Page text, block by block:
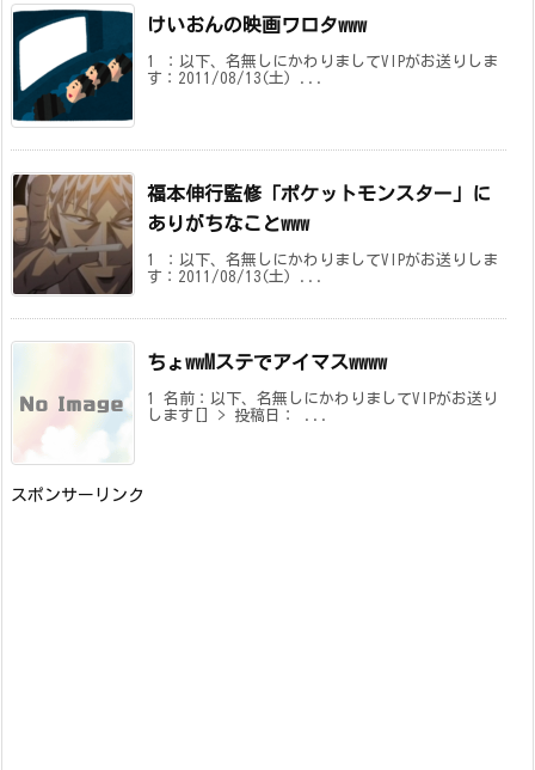
けいおんの映画ワロタwww
1 ：以下、名無しにかわりましてVIPがお送りしま
す：2011/08/13(土) ...
福本伸行監修「ポケットモンスター」に
ありがちなことwww
1 ：以下、名無しにかわりましてVIPがお送りしま
す：2011/08/13(土) ...
ちょwwMステでアイマスwwww
1 名前：以下、名無しにかわりましてVIPがお送り
します[] > 投稿日： ...
スポンサーリンク